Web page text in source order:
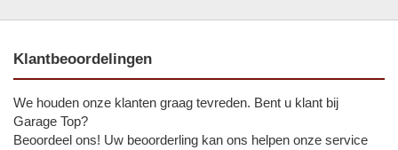
Klantbeoordelingen
We houden onze klanten graag tevreden. Bent u klant bij
Garage Top?
Beoordeel ons! Uw beoorderling kan ons helpen onze service